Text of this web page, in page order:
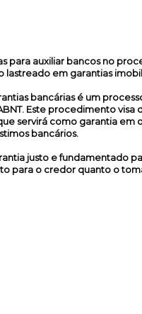
para auxiliar bancos no
lastreado em garantias
bancárias é um
Este procedimento visa
servirá como garantia em
bancários.
justo e fundamentado
para o credor quanto o